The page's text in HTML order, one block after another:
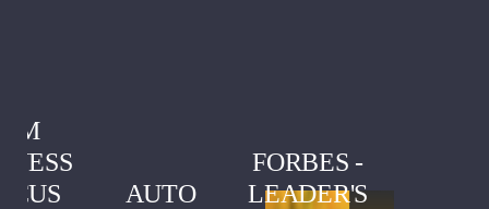
AUTO
FORBES -
LEADER'S